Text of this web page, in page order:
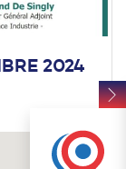
2024